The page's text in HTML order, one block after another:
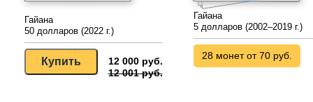
Гайана
50 долларов (2022 г.)
12 000 руб.
12 001 руб.
Гайана
5 долларов (2002–2019 г.)
28 монет от 70 руб.